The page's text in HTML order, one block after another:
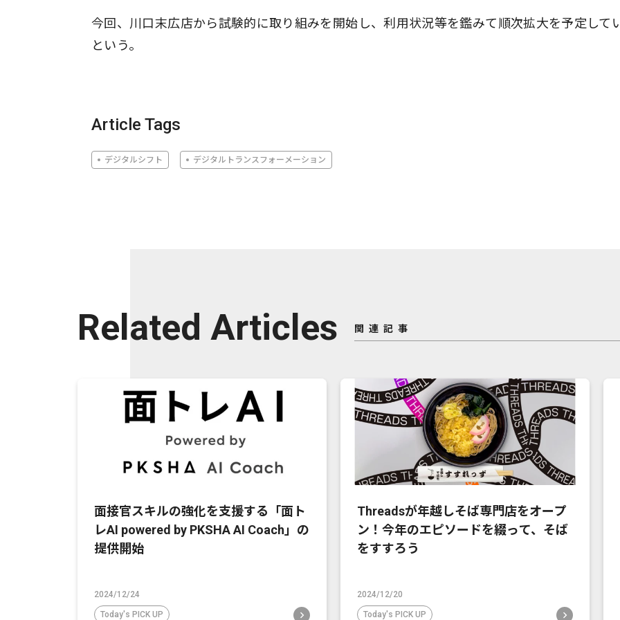
今回、川口末広店から試験的に取り組みを開始し、利用状況等を鑑みて順次拡大を予定して
という。
Article Tags
デジタルシフト デジタルトランスフォーメーション
Related Articles 関連記事
面接官スキルの強化を支援する「面ト
レAI powered by PKSHA AI Coach」の
提供開始
2024/12/24
Today's PICK UP
Threadsが年越しそば専門店をオープ
ン！今年のエピソードを綴って、そば
をすすろう
2024/12/20
Today's PICK UP